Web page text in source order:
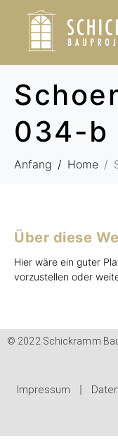
034-b
Anfang Home
Über diese
Hier wäre ein guter
vorzustellen oder
© 2022 Schickramm
Impressum